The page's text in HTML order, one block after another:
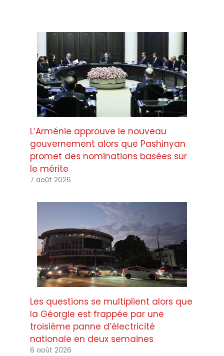
L’Arménie approuve le nouveau
gouvernement alors que Pashinyan
promet des nominations basées sur
le mérite
7 août 2026
Les questions se multiplient alors que
la Géorgie est frappée par une
troisième panne d’électricité
nationale en deux semaines
6 août 2026